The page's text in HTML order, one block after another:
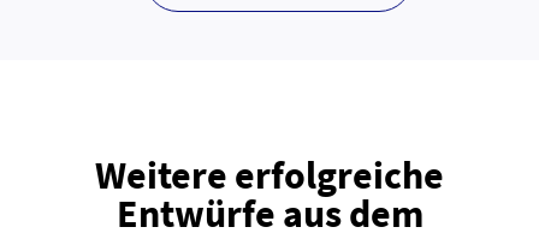
Weitere erfolgreiche
Entwürfe aus dem